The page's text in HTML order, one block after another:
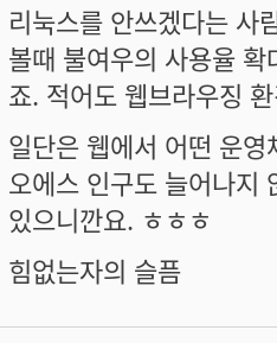
리눅스를 안쓰겠다는 사
볼때 불여우의 사용율
죠. 적어도 웹브라우징
일단은 웹에서 어떤 운
오에스 인구도 늘어나지
있으니깐요. ㅎㅎㅎ
힘없는자의 슬픔